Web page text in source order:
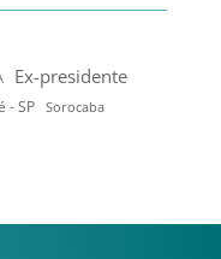
Ex-presidente
- SP
Sorocaba